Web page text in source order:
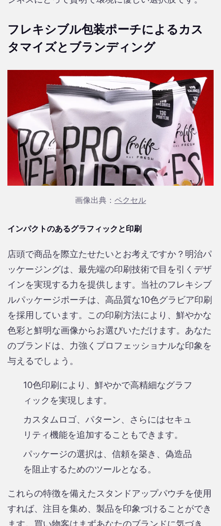
フレキシブル包装ポーチによるカス
タマイズとブランディング
画像出典： ペクセル
インパクトのあるグラフィックと印刷
店頭で商品を際立たせたいとお考えですか？明治パ
ッケージングは​​、最先端の印刷技術で目を引くデザ
インを実現する力を提供します。当社のフレキシブ
ルパッケージポーチは、高品質な10色グラビア印刷
を採用しています。この印刷方法により、鮮やかな
色彩と鮮明な画像からお選びいただけます。あなた
のブランドは、力強くプロフェッショナルな印象を
与えるでしょう。
10色印刷により、鮮やかで高精細なグラフ
ィックを実現します。
カスタムロゴ、パターン、さらにはセキュ
リティ機能を追加することもできます。
パッケージの選択は、信頼を築き、偽造品
を阻止するためのツールとなる。
これらの特徴を備えたスタンドアップパウチを使用
すれば、注目を集め、製品を印象づけることができ
ます。買い物客はまずあなたのブランドに気づき、